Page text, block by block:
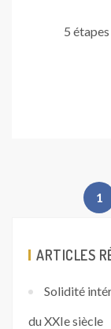
5
1
ARTICLES
Solidité
du XXIe siècle